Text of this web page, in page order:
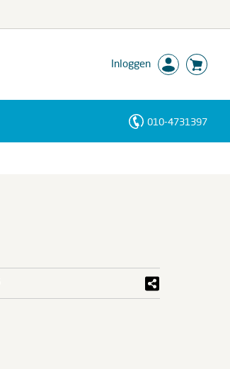
Inloggen
010-4731397